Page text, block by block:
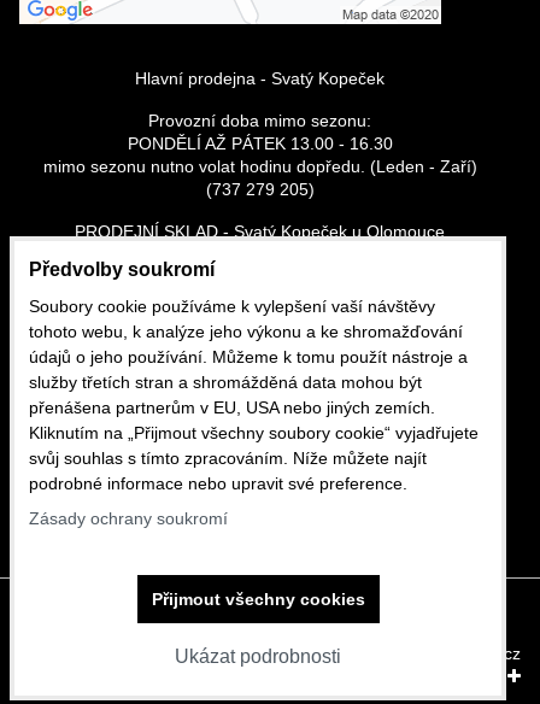
Hlavní prodejna - Svatý Kopeček
Provozní doba mimo sezonu:
PONDĚLÍ AŽ PÁTEK 13.00 - 16.30
mimo sezonu nutno volat hodinu dopředu. (Leden - Zaří)
(737 279 205)
PRODEJNÍ SKLAD - Svatý Kopeček u Olomouce
Po - Pá: 13:00 - 16:30
So - Ne: dle tel. domluvy - (737 279 205)
CHILI ROSES.CZ, s.r.o. (Dříve Petr Růžička)
Sadové náměstí 29/19
Olomouc, Svatý kopeček
tel.: 737 279 205 e-mail: pyro-ruzicka@seznam.cz
Předvolby soukromí Zásady ochrany soukromí
Vytvořeno systémem: ByznysWeb.cz
Předvolby soukromí
Soubory cookie používáme k vylepšení vaší návštěvy
tohoto webu, k analýze jeho výkonu a ke shromažďování
údajů o jeho používání. Můžeme k tomu použít nástroje a
služby třetích stran a shromážděná data mohou být
přenášena partnerům v EU, USA nebo jiných zemích.
Kliknutím na „Přijmout všechny soubory cookie“ vyjadřujete
svůj souhlas s tímto zpracováním. Níže můžete najít
podrobné informace nebo upravit své preference.
Zásady ochrany soukromí
Ukázat podrobnosti
Přijmout všechny cookies